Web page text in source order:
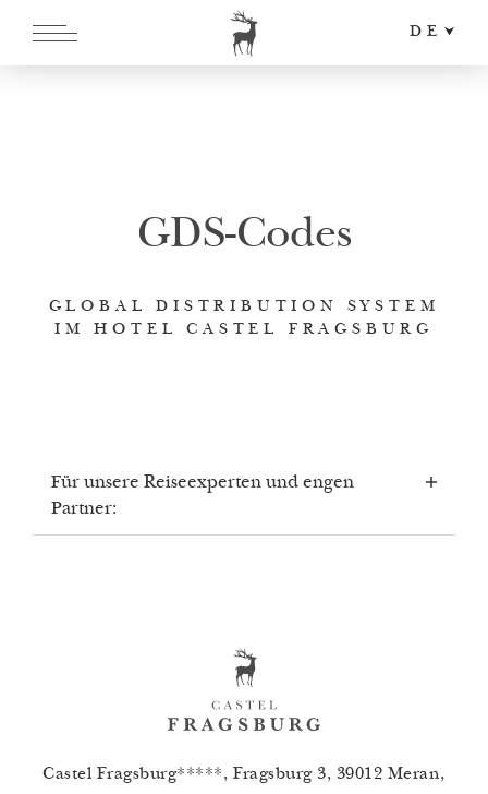
DE
GDS-Codes
GLOBAL DISTRIBUTION SYSTEM
IM HOTEL CASTEL FRAGSBURG
Für unsere Reiseexperten und engen
Partner:
Galileo/Apollo GDS: WB 75440
WorldSpan GDS: WB IT40
Castel Fragsburg*****, Fragsburg 3, 39012 Meran,